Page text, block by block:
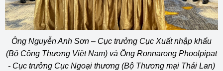
Ông Nguyễn Anh Sơn – Cục trưởng Cục Xuất nhập khẩu
(Bộ Công Thương Việt Nam) và Ông Ronnarong Phoolpipat
- Cục trưởng Cục Ngoại thương (Bộ Thương mại Thái Lan)